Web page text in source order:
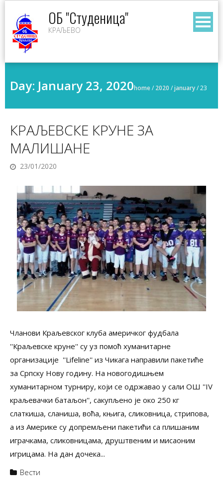
content
ОБ "Студеница"
КРАЉЕВО
Day: January 23, 2020home/ 2020 /january/23
КРАЉЕВСКЕ КРУНЕ ЗА
МАЛИШАНЕ
23/01/2020
Чланови Краљевског клуба америчког фудбала
''Краљевске круне'' су уз помоћ хуманитарне
организације ''Lifeline'' из Чикага направили пакетиће
за Српску Нову годину. На новогодишњем
хуманитарном турниру, који се одржавао у сали ОШ ''IV
краљевачки батаљон'', сакупљено је око 250 кг
слаткиша, сланиша, воћа, књига, сликовница, стрипова,
а из Америке су допремљени пакетићи са плишаним
играчкама, сликовницама, друштвеним и мисаоним
игрицама. На дан дочека...
Вести